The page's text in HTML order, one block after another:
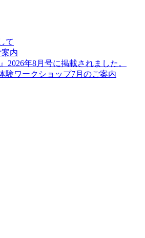
て
内
2026年8月号に掲載されました。
験ワークショップ7月のご案内